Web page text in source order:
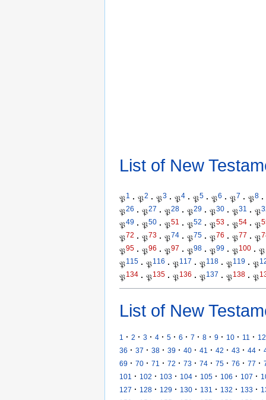
List of New
𝔓1 · 𝔓2 · 𝔓3 · 𝔓4 · 𝔓5 · 𝔓6 · 𝔓7 · 𝔓8 ·
𝔓26 · 𝔓27 · 𝔓28 · 𝔓29 · 𝔓30 · 𝔓31 · 𝔓
𝔓49 · 𝔓50 · 𝔓51 · 𝔓52 · 𝔓53 · 𝔓54 · 𝔓
𝔓72 · 𝔓73 · 𝔓74 · 𝔓75 · 𝔓76 · 𝔓77 · 𝔓
𝔓95 · 𝔓96 · 𝔓97 · 𝔓98 · 𝔓99 · 𝔓100 · 𝔓
𝔓115 · 𝔓116 · 𝔓117 · 𝔓118 · 𝔓119 · 𝔓
𝔓134 · 𝔓135 · 𝔓136 · 𝔓137 · 𝔓138 · 𝔓
List of New
1 · 2 · 3 · 4 · 5 · 6 · 7 · 8 · 9 · 10 · 11 · 12
36 · 37 · 38 · 39 · 40 · 41 · 42 · 43 · 44 ·
69 · 70 · 71 · 72 · 73 · 74 · 75 · 76 · 77 ·
101
· 102 · 103 · 104 · 105 · 106 · 107 ·
127 · 128 · 129 · 130 · 131 · 132 · 133 ·